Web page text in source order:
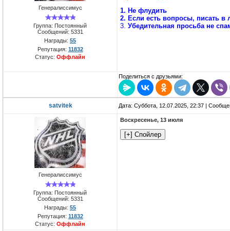
Генералиссимус
Группа: Постоянный
Сообщений: 5331
Награды: 55
Репутация: 11832
Статус: Оффлайн
1. Не флудить
2. Если есть вопросы, писать в
3. Убедительная просьба не
Поделиться с друзьями:
satvitek Дата: Суббота, 12.07.2025, 22:37 |
Генералиссимус
Группа: Постоянный
Сообщений: 5331
Награды: 55
Репутация: 11832
Статус: Оффлайн
Воскресенье, 13 июля